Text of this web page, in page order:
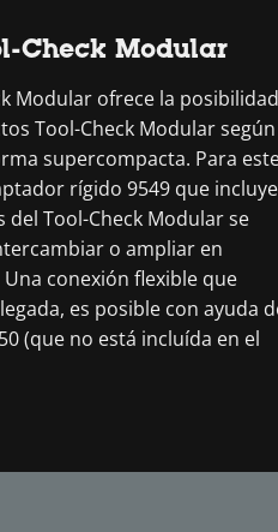
Check Modular
Modular ofrece la posibilidad
Tool-Check Modular según
supercompacta. Para
rígido 9549 que
del Tool-Check Modular se
o ampliar en
conexión flexible que
es posible con ayuda
(que no está incluída en el